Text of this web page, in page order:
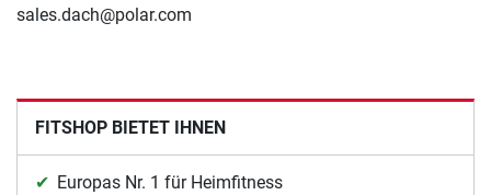
sales.dach@polar.com
FITSHOP BIETET IHNEN
Europas Nr. 1 für Heimfitness